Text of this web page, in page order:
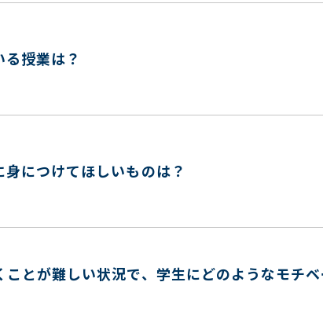
授業は？
につけてほしいものは？
ことが難しい状況で、学生にどのようなモチ